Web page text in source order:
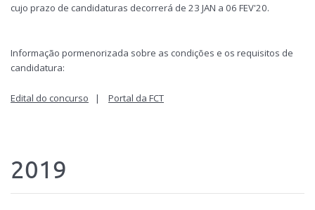
cujo prazo de candidaturas decorrerá de 23 JAN a 06 FEV'20.
Informação pormenorizada sobre as condições e os requisitos de
candidatura:
Edital do concurso | Portal da FCT
2019